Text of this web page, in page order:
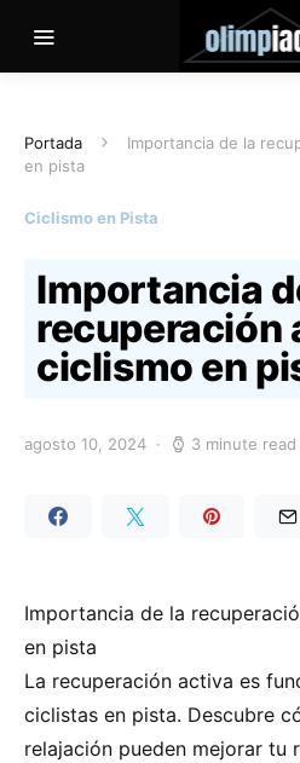
Portada
Importancia de la
en pista
Ciclismo en Pista
Importancia
recuperación
ciclismo en
agosto 10, 2024 3 minute read
Importancia de la
en pista
La recuperación activa es
ciclistas en pista. Descubre
relajación pueden mejorar tu